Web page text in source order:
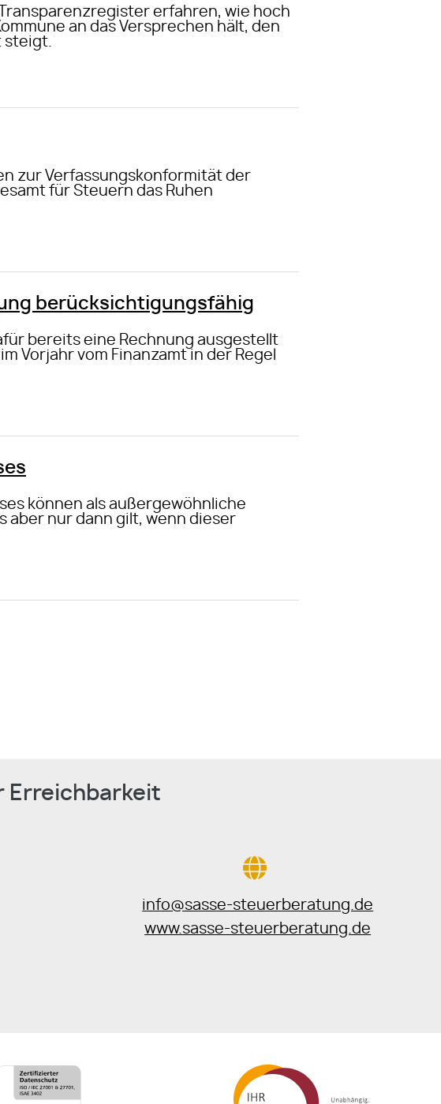
erfahren, wie hoch
an das Versprechen hält, den
steigt.
zur Verfassungskonformität der
für Steuern das Ruhen
berücksichtigungsfähig
bereits eine Rechnung ausgestellt
Vorjahr vom Finanzamt in der Regel
können als außergewöhnliche
aber nur dann gilt, wenn dieser
Erreichbarkeit
info@sasse-steuerberatung.de
www.sasse-steuerberatung.de